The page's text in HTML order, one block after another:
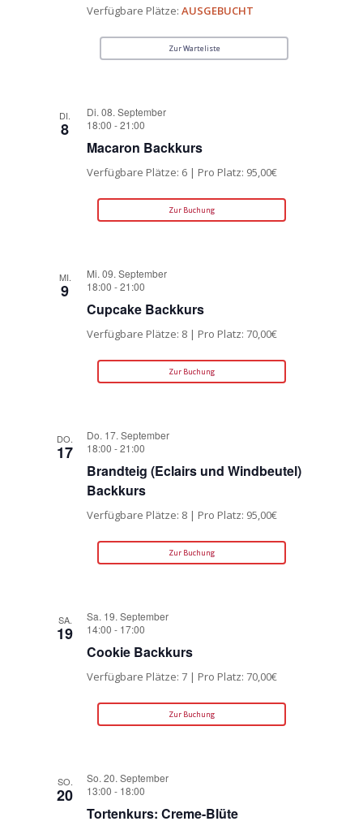
Verfügbare Plätze:AUSGEBUCHT
Zur Warteliste
DI.
8
Di. 08. September
18:00 -21:00
Macaron Backkurs
Verfügbare Plätze: 6 | Pro Platz: 95,00€
Zur Buchung
MI.
9
Mi. 09. September
18:00 -21:00
Cupcake Backkurs
Verfügbare Plätze: 8 | Pro Platz: 70,00€
Zur Buchung
DO.
17
Do. 17. September
18:00 -21:00
Brandteig (Eclairs und Windbeutel)
Backkurs
Verfügbare Plätze: 8 | Pro Platz: 95,00€
Zur Buchung
SA.
19
Sa. 19. September
14:00 - 17:00
Cookie Backkurs
Verfügbare Plätze: 7 | Pro Platz: 70,00€
Zur Buchung
SO.
20
So. 20. September
13:00 - 18:00
Tortenkurs: Creme-Blüte